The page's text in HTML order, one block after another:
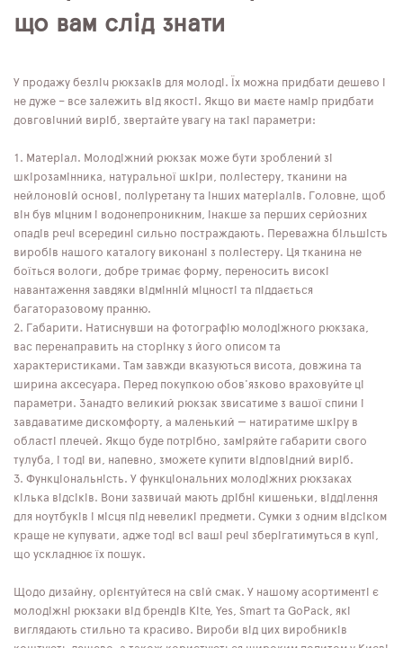
що вам слід знати
У продажу безліч рюкзаків для молоді. Їх можна придбати дешево і
не дуже – все залежить від якості. Якщо ви маєте намір придбати
довговічний виріб, звертайте увагу на такі параметри:
Матеріал. Молодіжний рюкзак може бути зроблений зі
шкірозамінника, натуральної шкіри, поліестеру, тканини на
нейлоновій основі, поліуретану та інших матеріалів. Головне, щоб
він був міцним і водонепроникним, інакше за перших серйозних
опадів речі всередині сильно постраждають. Переважна більшість
виробів нашого каталогу виконані з поліестеру. Ця тканина не
боїться вологи, добре тримає форму, переносить високі
навантаження завдяки відмінній міцності та піддається
багаторазовому пранню.
Габарити. Натиснувши на фотографію молодіжного рюкзака,
вас перенаправить на сторінку з його описом та
характеристиками. Там завжди вказуються висота, довжина та
ширина аксесуара. Перед покупкою обов'язково враховуйте ці
параметри. Занадто великий рюкзак звисатиме з вашої спини і
завдаватиме дискомфорту, а маленький — натиратиме шкіру в
області плечей. Якщо буде потрібно, заміряйте габарити свого
тулуба, і тоді ви, напевно, зможете купити відповідний виріб.
Функціональність. У функціональних молодіжних рюкзаках
кілька відсіків. Вони зазвичай мають дрібні кишеньки, відділення
для ноутбуків і місця під невеликі предмети. Сумки з одним відсіком
краще не купувати, адже тоді всі ваші речі зберігатимуться в купі,
що ускладнює їх пошук.
Щодо дизайну, орієнтуйтеся на свій смак. У нашому асортименті є
молодіжні рюкзаки від брендів Kite, Yes, Smart та GoPack, які
виглядають стильно та красиво. Вироби від цих виробників